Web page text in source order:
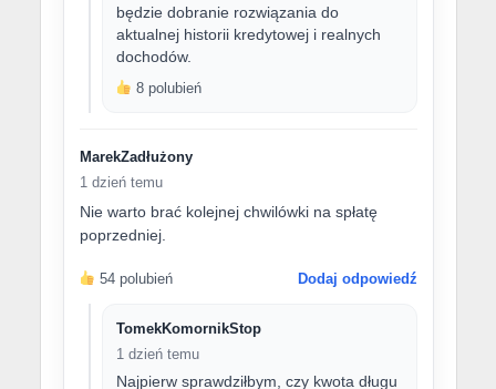
będzie dobranie rozwiązania do
aktualnej historii kredytowej i realnych
dochodów.
8 polubień
MarekZadłużony
1 dzień temu
Nie warto brać kolejnej chwilówki na spłatę
poprzedniej.
54 polubień Dodaj odpowiedź
TomekKomornikStop
1 dzień temu
Najpierw sprawdziłbym, czy kwota długu